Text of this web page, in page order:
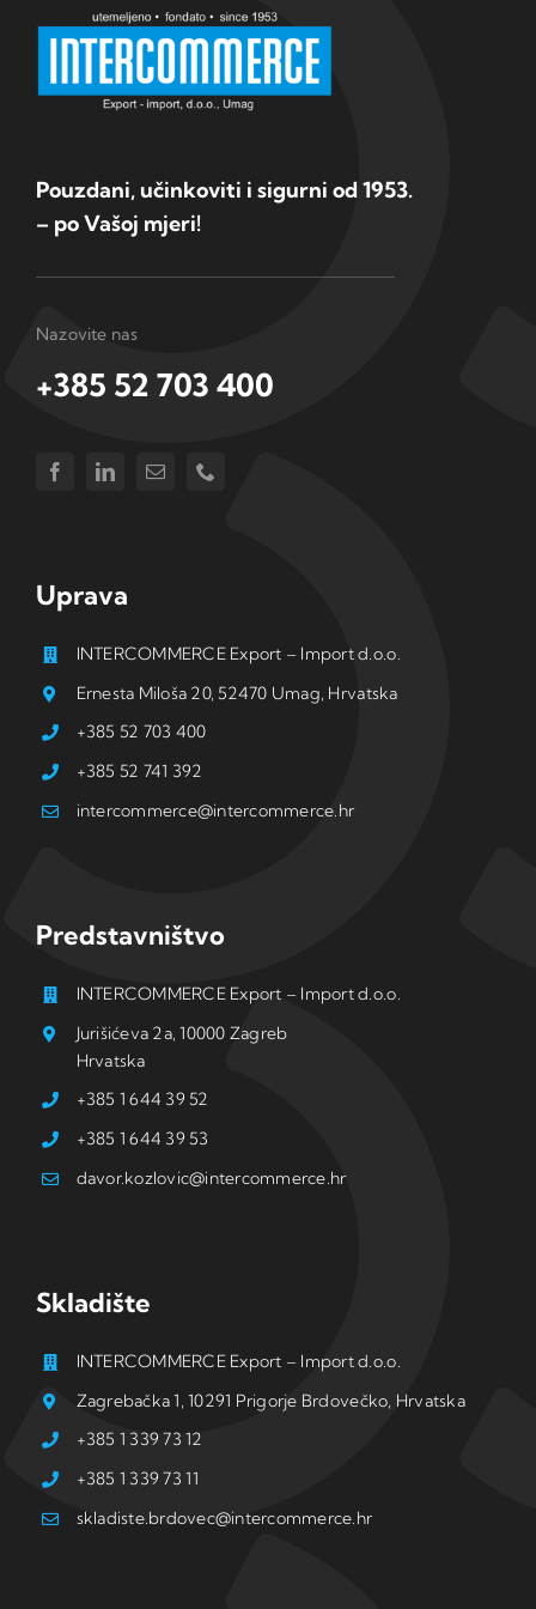
Pouzdani, učinkoviti i sigurni od 1953.
– po Vašoj mjeri!
Nazovite nas
+385 52 703 400
Uprava
INTERCOMMERCE Export – Import d.o.o.
Ernesta Miloša 20, 52470 Umag, Hrvatska
+385 52 703 400
+385 52 741 392
intercommerce@intercommerce.hr
Predstavništvo
INTERCOMMERCE Export – Import d.o.o.
Jurišićeva 2a, 10000 Zagreb
Hrvatska
+385 1 644 39 52
+385 1 644 39 53
davor.kozlovic@intercommerce.hr
Skladište
INTERCOMMERCE Export – Import d.o.o.
Zagrebačka 1, 10291 Prigorje Brdovečko, Hrvatska
+385 1 339 73 12
+385 1 339 73 11
skladiste.brdovec@intercommerce.hr